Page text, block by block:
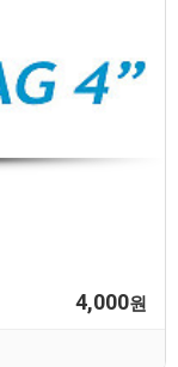
4,000원